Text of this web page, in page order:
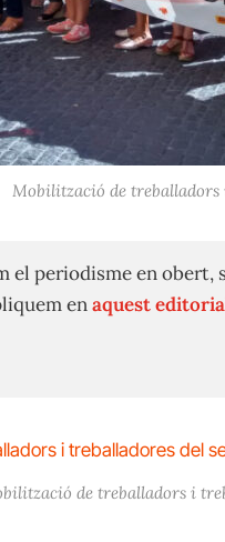
Mobilització de treballadors
el periodisme en obert,
enaquest
de treballadors i